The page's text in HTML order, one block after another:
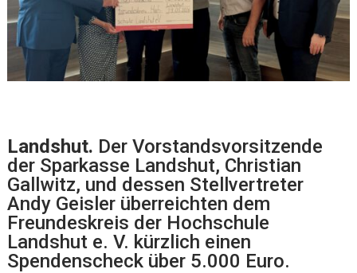
Landshut. Der Vorstandsvorsitzende
der Sparkasse Landshut, Christian
Gallwitz, und dessen Stellvertreter
Andy Geisler überreichten dem
Freundeskreis der Hochschule
Landshut e. V. kürzlich einen
Spendenscheck über 5.000 Euro.